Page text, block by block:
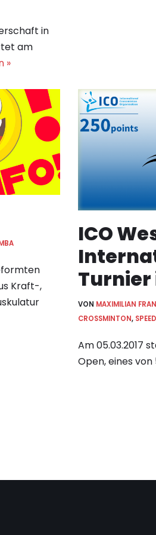
in
am
»
Kraft-,
ICO
Turnier
VON MAXIMILIAN
CROSSMINTON,
Am 05.03.2017
Open, eines